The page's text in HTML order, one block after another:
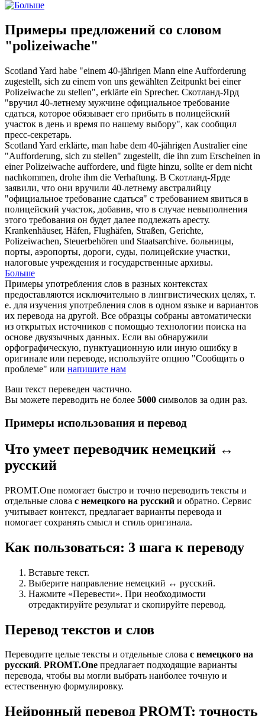
Примеры предложений со словом
"polizeiwache"
Scotland Yard habe "einem 40-jährigen Mann eine Aufforderung
zugestellt, sich zu einem von uns gewählten Zeitpunkt bei einer
Polizeiwache zu stellen", erklärte ein Sprecher. Скотланд-Ярд
"вручил 40-летнему мужчине официальное требование
сдаться, которое обязывает его прибыть в полицейский
участок в день и время по нашему выбору", как сообщил
пресс-секретарь.
Scotland Yard erklärte, man habe dem 40-jährigen Australier eine
"Aufforderung, sich zu stellen" zugestellt, die ihn zum Erscheinen in
einerPolizeiwache auffordere, und fügte hinzu, sollte er dem nicht
nachkommen, drohe ihm die Verhaftung. В Скотланд-Ярде
заявили, что они вручили 40-летнему австралийцу
"официальное требование сдаться" с требованием явиться в
полицейский участок, добавив, что в случае невыполнения
этого требования он будет далее подлежать аресту.
Krankenhäuser, Häfen, Flughäfen, Straßen, Gerichte,
Polizeiwachen, Steuerbehören und Staatsarchive. больницы,
порты, аэропорты, дороги, суды, полицейские участки,
налоговые учреждения и государственные архивы.
Больше
Примеры употребления слов в разных контекстах
предоставляются исключительно в лингвистических целях, т.
е. для изучения употребления слов в одном языке и вариантов
их перевода на другой. Все образцы собраны автоматически
из открытых источников с помощью технологии поиска на
основе двуязычных данных. Если вы обнаружили
орфографическую, пунктуационную или иную ошибку в
оригинале или переводе, используйте опцию "Сообщить о
проблеме" или напишите нам
Ваш текст переведен частично.
Вы можете переводить не более 5000 символов за один раз.
Примеры использования и перевод
Что умеет переводчик немецкий ↔
русский
PROMT.One помогает быстро и точно переводить тексты и
отдельные слова с немецкого на русский и обратно. Сервис
учитывает контекст, предлагает варианты перевода и
помогает сохранять смысл и стиль оригинала.
Как пользоваться: 3 шага к переводу
Вставьте текст.
Выберите направление немецкий ↔ русский.
Нажмите «Перевести». При необходимости
отредактируйте результат и скопируйте перевод.
Перевод текстов и слов
Переводите целые тексты и отдельные слова с немецкого на
русский. PROMT.One предлагает подходящие варианты
перевода, чтобы вы могли выбрать наиболее точную и
естественную формулировку.
Нейронный перевод PROMT: точность